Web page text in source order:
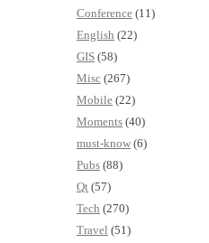
Conference (11)
English (22)
GIS (58)
Misc (267)
Mobile (22)
Moments (40)
must-know (6)
Pubs (88)
Qt (57)
Tech (270)
Travel (51)